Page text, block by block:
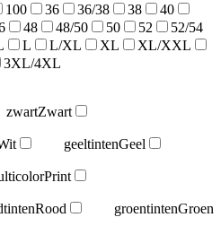
100 36 36/38 38
40
48 48/50 50 52
52/54
L L/XL XL
XL/XXL
3XL/4XL
zwartZwart
geeltintenGeel
Print
Rood groentintenGroen